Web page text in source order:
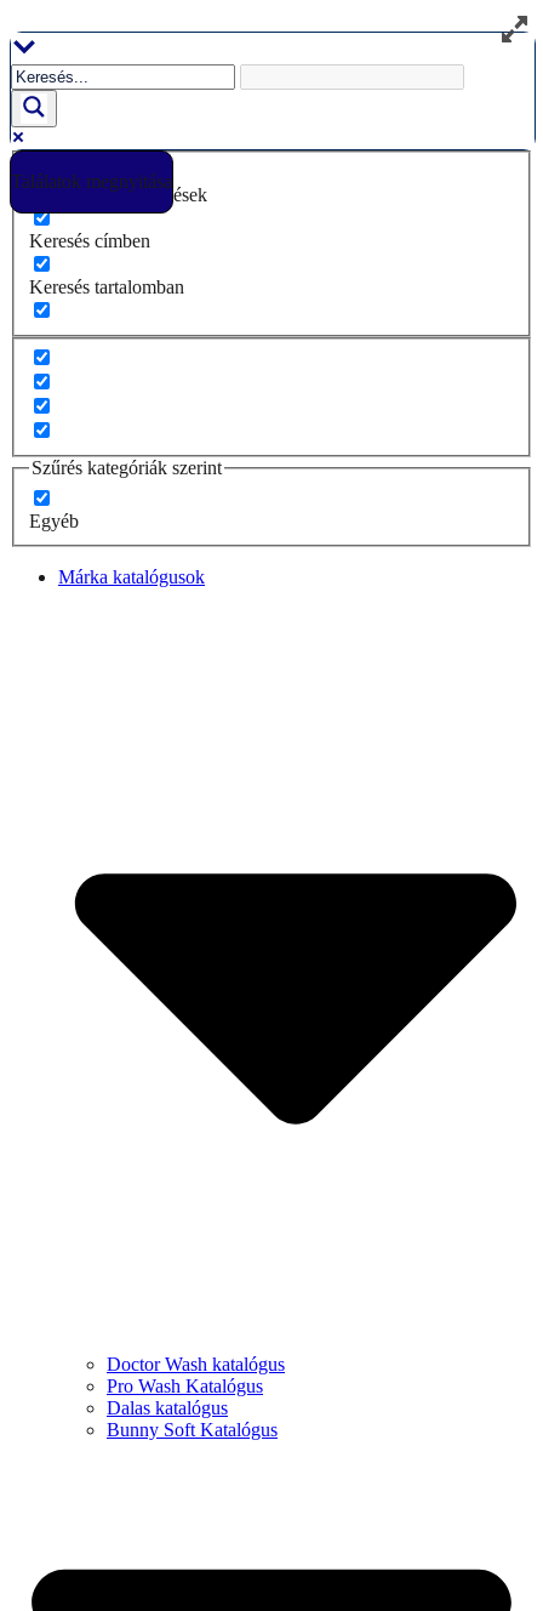
a
tartalomhoz
Találatok megnyitása
Csak pontos egyezések
Keresés címben
Keresés tartalomban
Szűrés kategóriák szerint
Egyéb
Márka katalógusok
Doctor Wash katalógus
Pro Wash Katalógus
Dalas katalógus
Bunny Soft Katalógus